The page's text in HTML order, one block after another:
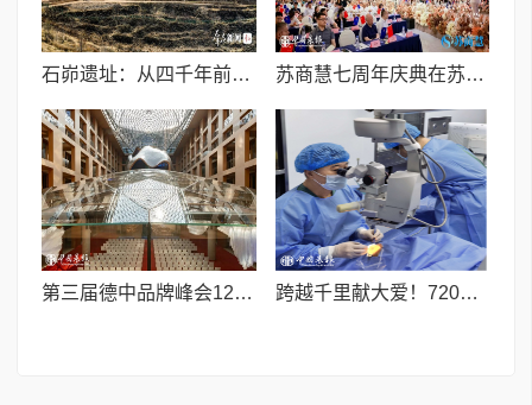
石峁遗址：从四千年前中国北方区域政体中心看“何以中国” 苏商慧七周年庆典在苏州隆重举行 七大联创共启发展新篇章
第三届德中品牌峰会12月将在柏林举办，聚焦人工智能时代品牌全球化发展 跨越千里献大爱！720光明行助力喀什150名白内障老人重获清晰视界